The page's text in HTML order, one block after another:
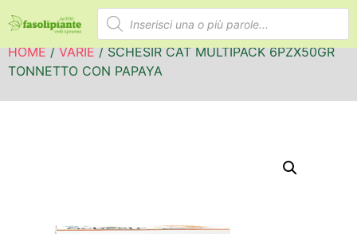
HOME/VARIE/ SCHESIR CAT MULTIPACK 6PZX50GR
TONNETTO CON PAPAYA